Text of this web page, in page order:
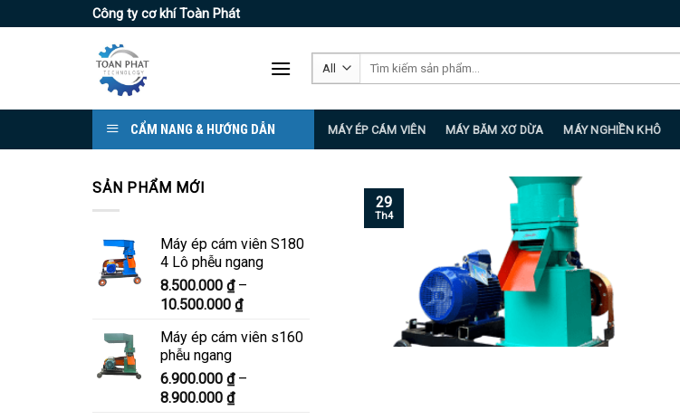
to
Công ty cơ khí Toàn Phát
Tìm
CẨM NANG & HƯỚNG DẪN MÁY ÉP CÁM VIÊN MÁY BĂM XƠ DỪA MÁY NGHIỀN KHÔ
SẢN PHẨM MỚI
Máy ép cám viên S180
4 Lô phễu ngang
8.500.000 ₫ –
10.500.000 ₫Khoảng
từ
đến
Máy ép cám viên s160
phễu ngang
6.900.000 ₫ –
8.900.000 ₫Khoảng
29
Th4